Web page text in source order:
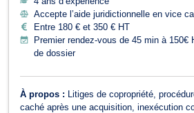
Accepte l’aide juridictionnelle en vice
Entre 180 € et 350 € HT
Premier rendez-vous de 45 min à 150€
de dossier
À propos :
Litiges de copropriété,
caché après une acquisition, inexécution